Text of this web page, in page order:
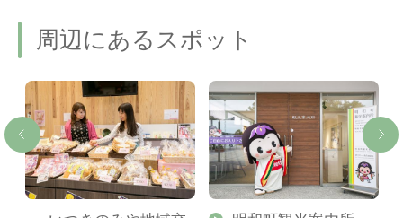
周辺にあるスポット